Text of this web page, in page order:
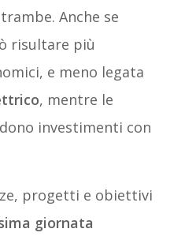
Anche se
risultare più
e meno legata
, mentre le
investimenti con
progetti e obiettivi
giornata